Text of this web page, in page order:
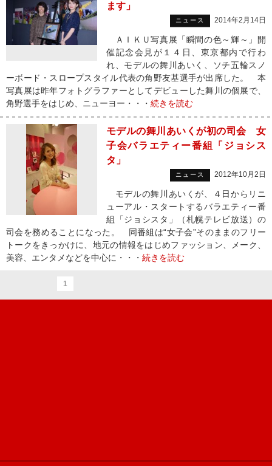
ます」
ニュース 2014年2月14日
ＡＩＫＵ写真展「瞬間の色～輝～」開
催記念会見が１４日、東京都内で行わ
れ、モデルの舞川あいく、ソチ五輪スノ
ーボード・スロープスタイル代表の角野友基選手が出席した。 本
写真展は昨年フォトグラファーとしてデビューした舞川の個展で、
角野選手をはじめ、ニューヨー・・・ 続きを読む
モデルの舞川あいくが初の司会 女
子会バラエティー番組「ジョシス
タ」
ニュース 2012年10月2日
モデルの舞川あいくが、４日からリニ
ューアル・スタートするバラエティー番
組「ジョシスタ」（札幌テレビ放送）の
司会を務めることになった。 同番組は“女子会”そのままのフリー
トークをきっかけに、地元の情報をはじめファッション、メーク、
美容、エンタメなどを中心に・・・ 続きを読む
1